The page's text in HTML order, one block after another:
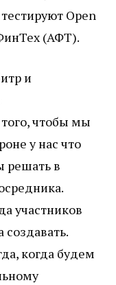
Open
(АФТ).
и
чтобы мы
у нас что
решать в
участников
создавать.
когда будем